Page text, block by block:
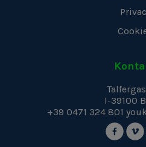
I-39100
+39 0471 324 801